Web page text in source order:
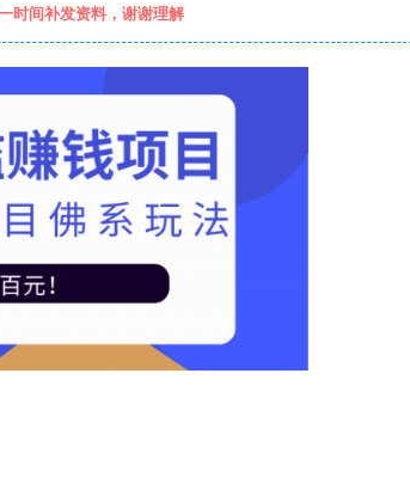
时间补发资料，谢谢理解